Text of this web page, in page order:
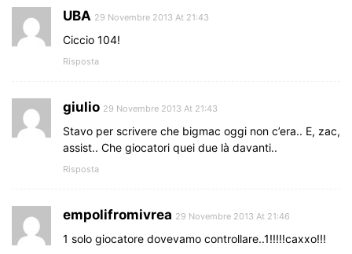
UBA 29 Novembre 2013 At 21:43
Ciccio 104!
Risposta
giulio 29 Novembre 2013 At 21:43
Stavo per scrivere che bigmac oggi non c’era.. E, zac,
assist.. Che giocatori quei due là davanti..
Risposta
empolifromivrea 29 Novembre 2013 At 21:46
1 solo giocatore dovevamo controllare..1!!!!!caxxo!!!